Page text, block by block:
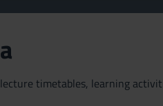
timetables, learning